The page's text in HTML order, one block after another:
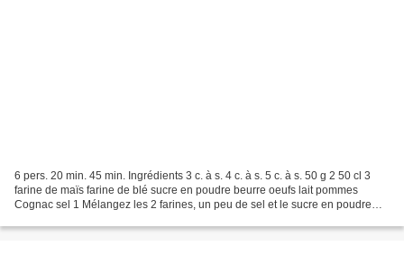
6 pers. 20 min. 45 min. Ingrédients 3 c. à s. 4 c. à s. 5 c. à s. 50 g 2 50 cl 3
farine de maïs farine de blé sucre en poudre beurre oeufs lait pommes
Cognac sel 1 Mélangez les 2 farines, un peu de sel et le sucre en poudre